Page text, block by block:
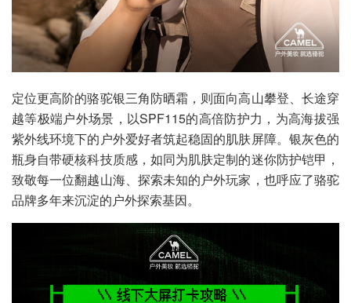
定位更高阶的骆驼银三角防晒霜，则面向高山攀登、长途穿
越等极端户外场景，以SPF115的高倍防护力，为高海拔强
紫外线环境下的户外爱好者筑起稳固的肌肤屏障。银灰色的
瓶身自带硬核科技质感，如同为肌肤定制的迷你防护铠甲，
致敬每一位翻越山海、探索未知的户外玩家，也呼应了骆驼
品牌多年来沉淀的户外探索基因。